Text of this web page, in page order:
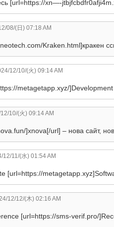
[url=https://xn—-
08/(日) 07:18 AM
Kraken.html]кракен
12/10/(火) 09:14 AM
metagetapp.xyz/
10/(火) 09:14 AM
]xnova[/url] – нова сайт,
12/11/(水) 01:54 AM
[url=https://
12/12/(木) 02:16 AM
[url=https://sms-verif.pro/